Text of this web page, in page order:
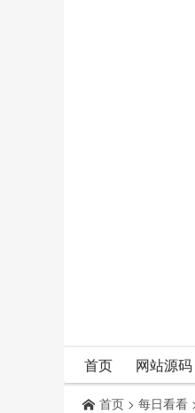
首页 网站源码
首页 > 每日看看